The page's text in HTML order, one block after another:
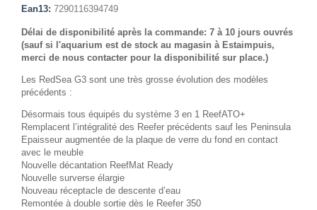
Ean13: 7290116394749
Délai de disponibilité après la commande: 7 à 10 jours ouvrés
(sauf si l'aquarium est de stock au magasin à Estaimpuis,
merci de nous contacter pour la disponibilité sur place.)
Les RedSea G3 sont une très grosse évolution des modèles
précédents :
Désormais tous équipés du système 3 en 1 ReefATO+
Remplacent l’intégralité des Reefer précédents sauf les Peninsula
Epaisseur augmentée de la plaque de verre du fond en contact
avec le meuble
Nouvelle décantation ReefMat Ready
Nouvelle surverse élargie
Nouveau réceptacle de descente d’eau
Remontée à double sortie dès le Reefer 350